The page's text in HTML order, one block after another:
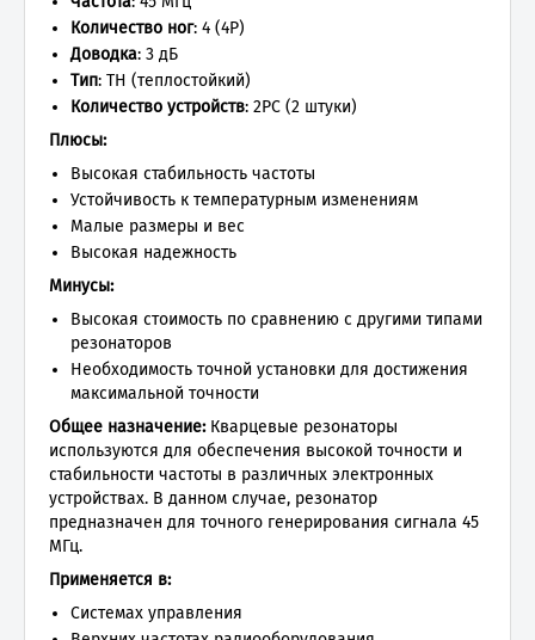
Количество ног: 4 (4P)
Доводка: 3 дБ
Тип: TH (теплостойкий)
Количество устройств: 2PC (2 штуки)
Плюсы:
Высокая стабильность частоты
Устойчивость к температурным изменениям
Малые размеры и вес
Высокая надежность
Минусы:
Высокая стоимость по сравнению с другими типами
резонаторов
Необходимость точной установки для достижения
максимальной точности
Общее назначение:Кварцевые резонаторы
используются для обеспечения высокой точности и
стабильности частоты в различных электронных
устройствах. В данном случае, резонатор
предназначен для точного генерирования сигнала 45
МГц.
Применяется в:
Системах управления